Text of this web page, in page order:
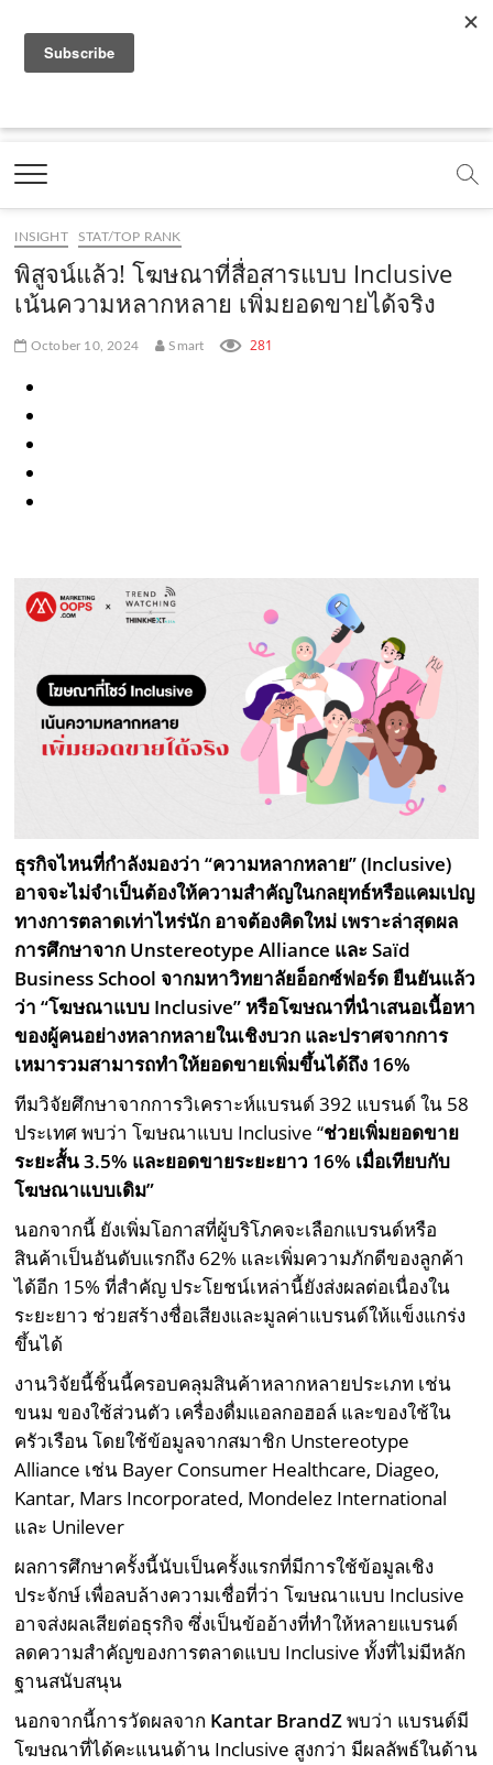
a
e
b
o
o
k
o
t
b
e
.
.
o
e
m
e
t
g
r
a
t
k
c
Marketing Oops!
DIGITAL | CREATIVE | ADVERTISING | CAMPAIGN |
INSIGHT STAT/TOP RANK
พิสูจน์แล้ว! โฆษณาที่สื่อสารแบบ Inclusive
เน้นความหลากหลาย เพิ่มยอดขายได้จริง
October 10, 2024 Smart 281
ธุรกิจไหนที่กำลังมองว่า “ความหลากหลาย” (Inclusive)
อาจจะไม่จำเป็นต้องให้ความสำคัญในกลยุทธ์หรือแคมเปญ
ทางการตลาดเท่าไหร่นัก อาจต้องคิดใหม่ เพราะล่าสุดผล
การศึกษาจาก Unstereotype Alliance และ Saïd
Business School จากมหาวิทยาลัยอ็อกซ์ฟอร์ด ยืนยันแล้ว
ว่า “โฆษณาแบบ Inclusive” หรือโฆษณาที่นำเสนอเนื้อหา
ของผู้คนอย่างหลากหลายในเชิงบวก และปราศจากการ
เหมารวมสามารถทำให้ยอดขายเพิ่มขึ้นได้ถึง 16%
ทีมวิจัยศึกษาจากการวิเคราะห์แบรนด์ 392 แบรนด์ ใน 58
ประเทศ พบว่า โฆษณาแบบ Inclusive “ช่วยเพิ่มยอดขาย
ระยะสั้น 3.5% และยอดขายระยะยาว 16% เมื่อเทียบกับ
โฆษณาแบบเดิม”
นอกจากนี้ ยังเพิ่มโอกาสที่ผู้บริโภคจะเลือกแบรนด์หรือ
สินค้าเป็นอันดับแรกถึง 62% และเพิ่มความภักดีของลูกค้า
ได้อีก 15% ที่สำคัญ ประโยชน์เหล่านี้ยังส่งผลต่อเนื่องใน
ระยะยาว ช่วยสร้างชื่อเสียงและมูลค่าแบรนด์ให้แข็งแกร่ง
ขึ้นได้
งานวิจัยนี้ชิ้นนี้ครอบคลุมสินค้าหลากหลายประเภท เช่น
ขนม ของใช้ส่วนตัว เครื่องดื่มแอลกอฮอล์ และของใช้ใน
ครัวเรือน โดยใช้ข้อมูลจากสมาชิก Unstereotype
Alliance เช่น Bayer Consumer Healthcare, Diageo,
Kantar, Mars Incorporated, Mondelez International
และ Unilever
ผลการศึกษาครั้งนี้นับเป็นครั้งแรกที่มีการใช้ข้อมูลเชิง
ประจักษ์ เพื่อลบล้างความเชื่อที่ว่า โฆษณาแบบ Inclusive
อาจส่งผลเสียต่อธุรกิจ ซึ่งเป็นข้ออ้างที่ทำให้หลายแบรนด์
ลดความสำคัญของการตลาดแบบ Inclusive ทั้งที่ไม่มีหลัก
ฐานสนับสนุน
นอกจากนี้การวัดผลจาก Kantar BrandZพบว่า แบรนด์มี
โฆษณาที่ได้คะแนนด้าน Inclusive สูงกว่า มีผลลัพธ์ในด้าน